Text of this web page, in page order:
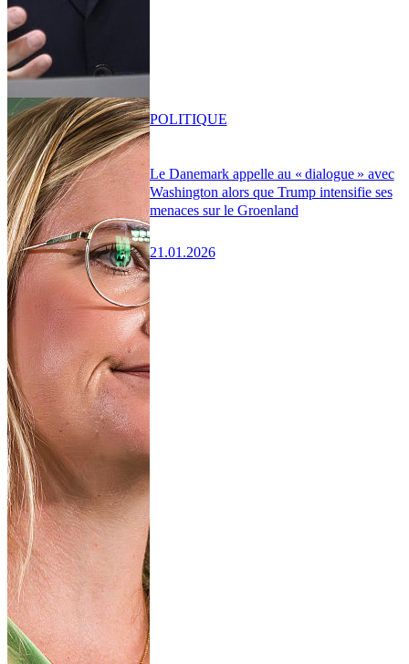
Le Danemark appelle au « dialogue » avec
Washington alors que Trump intensifie ses
menaces sur le Groenland
21.01.2026
POLITIQUE